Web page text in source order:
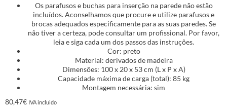
Os parafusos e buchas para inserção na parede não estão
incluídos. Aconselhamos que procure e utilize parafusos e
brocas adequados especificamente para as suas paredes. Se
não tiver a certeza, pode consultar um profissional. Por favor,
leia e siga cada um dos passos das instruções.
Cor: preto
Material: derivados de madeira
Dimensões: 100 x 20 x 53 cm (L x P x A)
Capacidade máxima de carga (total): 85 kg
Montagem necessária: sim
80,47€ IVA incluido